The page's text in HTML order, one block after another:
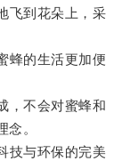
到花朵上，采
的生活更加便
不会对蜜蜂和
。
与环保的完美